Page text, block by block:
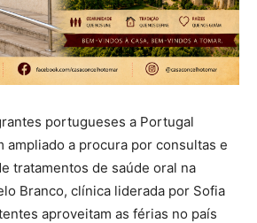
portugueses a Portugal
ampliado a procura por consultas e
tratamentos de saúde oral na
Branco, clínica liderada por Sofia
aproveitam as férias no país